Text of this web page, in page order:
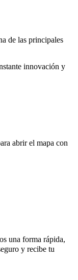
de las principales
innovación y
abrir el mapa con
una forma rápida,
y recibe tu